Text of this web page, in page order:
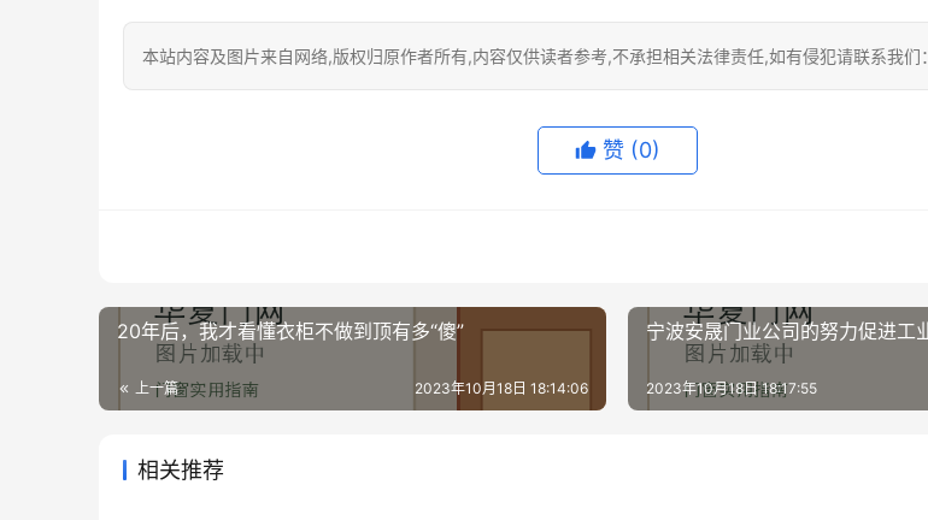
本站内容及图片来自网络,版权归原作者所有,内容仅供读者参考,不承担相关法律责任,如有侵犯请联系我
赞 (0)
20年后，我才看懂衣柜不做到顶有多“傻”
上一篇 2023年10月18日 18:14:06
宁波安晟门业公司的努力促进工
2023年10月18日 18:17:55
相关推荐